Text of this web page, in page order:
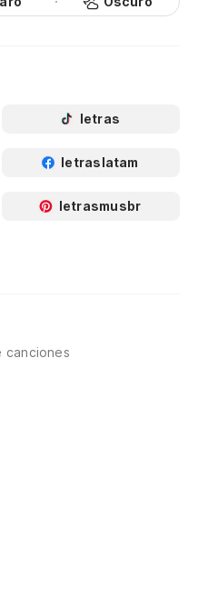
letras
letraslatam
letrasmusbr
canciones